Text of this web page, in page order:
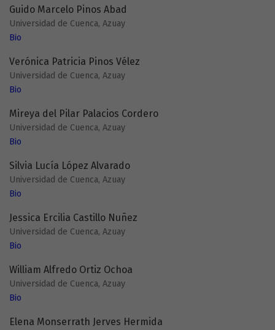
Guido Marcelo Pinos Abad
Universidad de Cuenca, Azuay
Bio
Verónica Patricia Pinos Vélez
Universidad de Cuenca, Azuay
Bio
Mireya del Pilar Palacios Cordero
Universidad de Cuenca, Azuay
Bio
Silvia Lucía López Alvarado
Universidad de Cuenca, Azuay
Bio
Jessica Ercilia Castillo Nuñez
Universidad de Cuenca, Azuay
Bio
William Alfredo Ortiz Ochoa
Universidad de Cuenca, Azuay
Bio
Elena Monserrath Jerves Hermida